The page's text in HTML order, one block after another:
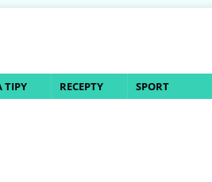
TIPY RECEPTY SPORT